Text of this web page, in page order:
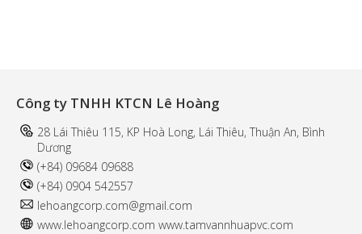
Công ty TNHH KTCN Lê Hoàng
28 Lái Thiêu 115, KP Hoà Long, Lái Thiêu, Thuận An, Bình
Dương
(+84) 09684 09688
(+84) 0904 542557
lehoangcorp.com@gmail.com
www.lehoangcorp.com www.tamvannhuapvc.com